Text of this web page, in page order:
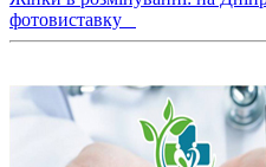
фотовиставку